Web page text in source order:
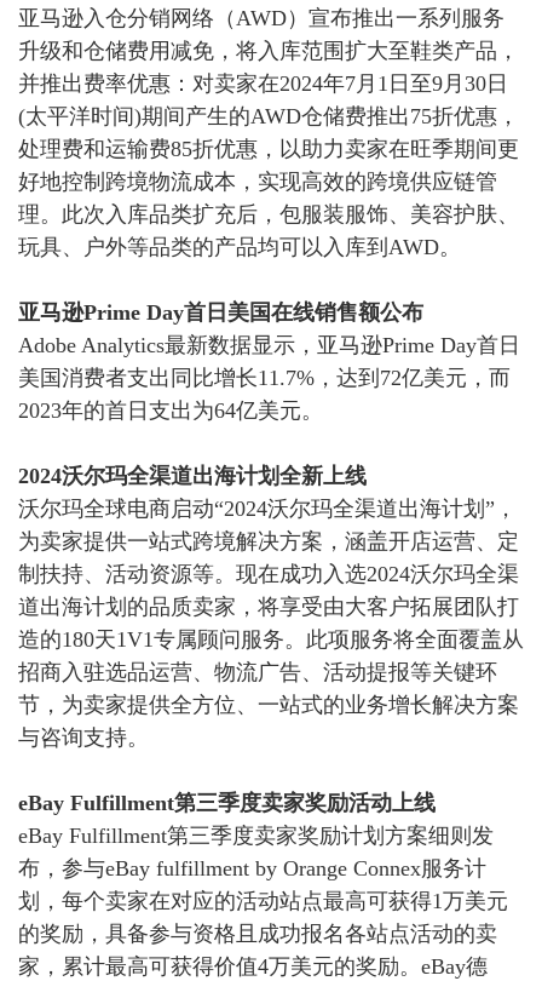
亚马逊入仓分销网络（AWD）宣布推出一系列服务
升级和仓储费用减免，将入库范围扩大至鞋类产品，
并推出费率优惠：对卖家在2024年7月1日至9月30日
(太平洋时间)期间产生的AWD仓储费推出75折优惠，
处理费和运输费85折优惠，以助力卖家在旺季期间更
好地控制跨境物流成本，实现高效的跨境供应链管
理。 此次入库品类扩充后，包服装服饰、美容护肤、
玩具、户外等品类的产品均可以入库到 AWD。
亚马逊Prime Day首日美国在线销售额公布
Adobe Analytics最新数据显示， 亚马逊Prime Day首日
美国消费者支出同比增长11.7%，达到72亿美元， 而
2023年的首日支出为64亿美元。
2024沃尔玛全渠道出海计划全新上线
沃尔玛全球电商启动“2024沃尔玛全渠道出海计划”，
为卖家提供一站式跨境解决方案，涵盖开店运营、定
制扶持、活动资源等。 现在成功入选2024沃尔玛全渠
道出海计划的品质卖家，将享受由大客户拓展团队打
造的180天1V1专属顾问服务。此项服务将全面覆盖从
招商入驻选品运营、物流广告、活动提报等关键环
节，为卖家提供全方位、一站式的业务增长解决方案
与咨询支持。
eBay Fulfillment第三季度卖家奖励活动上线
eBay Fulfillment第三季度卖家奖励计划方案细则发
布， 参与eBay fulfillment by Orange Connex服务计
划，每个卖家在对应的活动站点最高可获得1万美元
的奖励，具备参与资格且成功报名各站点活动的卖
家，累计最高可获得价值4万美元的奖励。eBay德